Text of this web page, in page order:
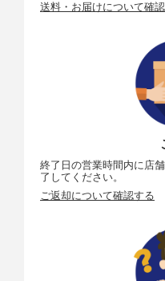
送料・お届けについて確
終了日の営業時間内に店
了してください。
ご返却について確認する